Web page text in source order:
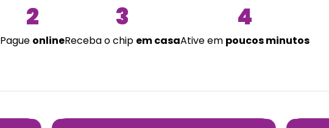
2
Pague online
3
Receba o chip em casa
4
Ative em poucos minutos